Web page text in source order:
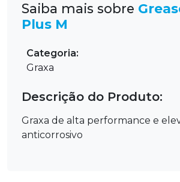
Saiba mais sobre
Plus M
Categoria:
Graxa
Descrição do Produto:
Graxa de alta performance e
anticorrosivo